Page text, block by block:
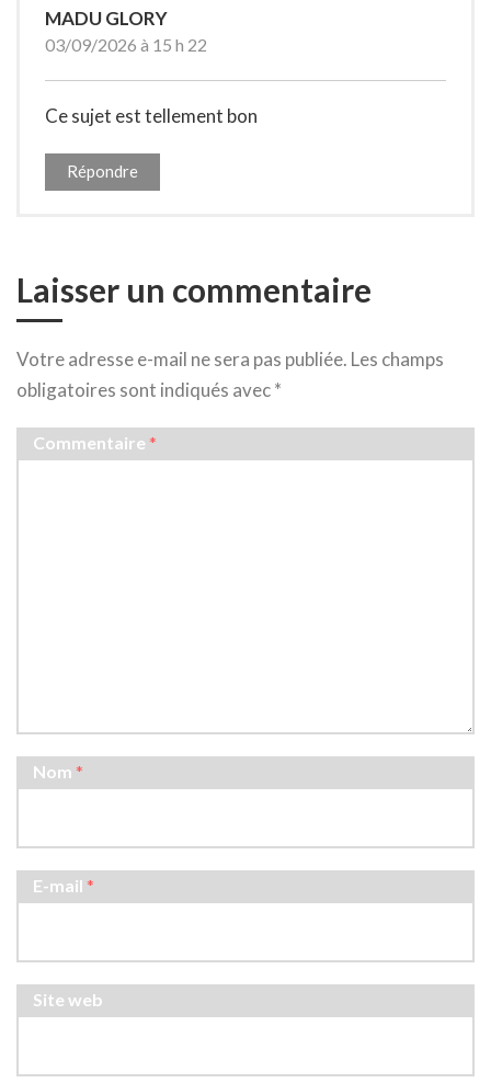
MADU GLORY
03/09/2026 à 15 h 22
Ce sujet est tellement bon
Répondre
Laisser un commentaire
Votre adresse e-mail ne sera pas publiée. Les champs
obligatoires sont indiqués avec*
Commentaire *
Nom *
E-mail *
Site web